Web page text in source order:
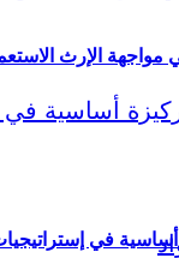
في
في مواجهة الإرث